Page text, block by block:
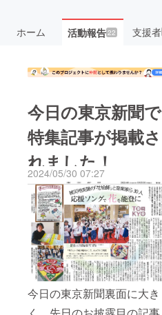
ホーム 活動報告22 支援者
今日の東京新聞で
特集記事が掲載さ
れました！
2024/05/30 07:27
今日の東京新聞裏面に大き